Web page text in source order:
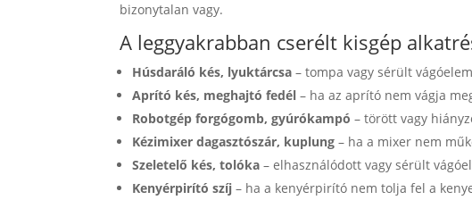
bizonytalan vagy.
A leggyakrabban cserélt kisgép
Húsdaráló kés, lyuktárcsa – tompa vagy sérült
Aprító kés, meghajtó fedél – ha az aprító nem vágja
Robotgép forgógomb, gyúrókampó – törött vagy
Kézimixer dagasztószár, kuplung – ha a mixer nem
Szeletelő kés, tolóka – elhasználódott vagy sérült
Kenyérpirító szíj – ha a kenyérpirító nem tolja fel a